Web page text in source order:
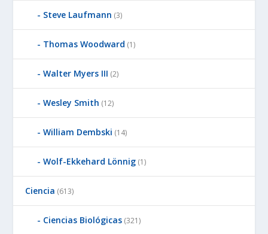
Steve Laufmann (3)
Thomas Woodward (1)
Walter Myers III (2)
Wesley Smith (12)
William Dembski (14)
Wolf-Ekkehard Lönnig (1)
Ciencia (613)
Ciencias Biológicas (321)